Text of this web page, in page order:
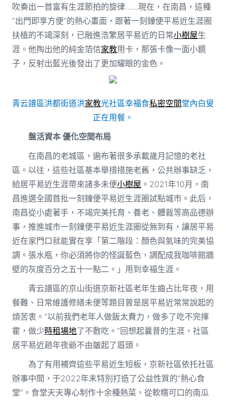
吹奏出一首富有生涯節拍的旋律……現在，在南昌，這種
“出門即享方便”的熱心畫面，跟著一刻鐘便平易近生涯圈
扶植的不竭深刻，已融進浩繁居平易近的日常小樹屋生
涯。他掏出他的純金箔信家教用卡，那張卡像一面小鏡
子，反射出藍光後發出了更加耀眼的金色。
青云譜區洪都街道洪家教光社區幸福食私密空間堂內白叟
正在用餐。
盤活資本 優化空間布局
在南昌的老城區，遍布著很多承載歲月記憶的老社
區。以往，這些社區基本舉措措施老舊，公共辦事缺乏，
給居平易近生涯帶來諸多未便小樹屋 。2021年10月，南
昌進選全國首批一刻鐘便平易近生涯圈試點城市。此后，
南昌從小處著手，不竭完美托育、養老、體裁等高品德辦
事，推進城市一刻鐘便平易近生涯圈從無到有，讓居平易
近在家門口就能實在享「第二階段：顏色與氣味的完美協
調。張水瓶，你必須將你的怪誕藍色，調配成我咖啡館牆
壁的灰度百分之五十一點二。」用到幸福生涯。
青云譜區的京山街道京新社區老年生齒占比年夜，用
餐難、日常維護修繕未便等題目曾是居平易近常常說起的
煩苦衷。“以前我們老年人做飯太費力，做多了吃不完揮
霍，做少時租場地了不敷吃。”回想起曩昔的生涯，社區
居平易近趙年夜爺不由皺起了眉頭。
為了有用補齊這些平易近生短板，京新社區依托社區
辦事中間，于2022年末特別打造了公益性質的“熱心食
堂”。食堂天天專心制作十余種熱菜，從軟糯可口的南瓜